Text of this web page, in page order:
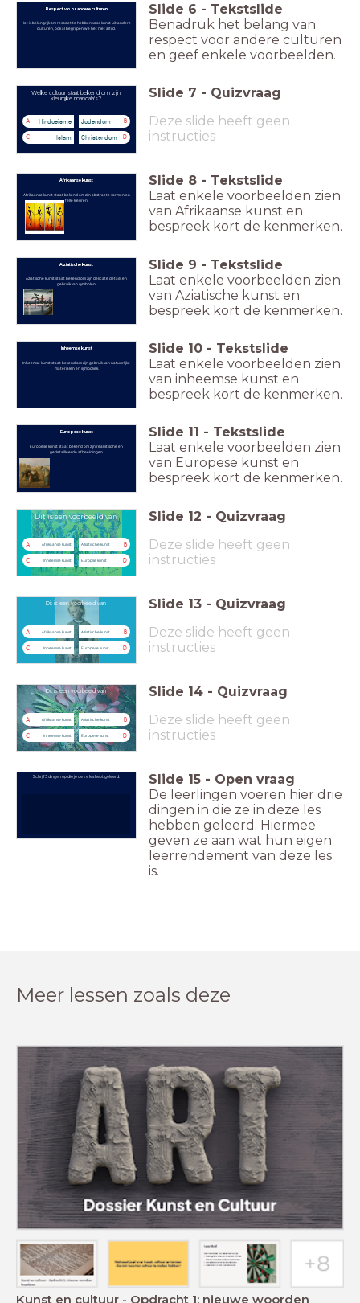
Respect voor andere culturen
Het is belangrijk om respect te hebben voor kunst uit andere
culturen, ook al begrijpen we het niet altijd.
Slide 6 - Tekstslide
Benadruk het belang van
respect voor andere culturen
en geef enkele voorbeelden.
Welke cultuur staat bekend om zijn
kleurrijke mandala's?
A Hindoeïsme B
Jodendom
C Islam D
Christendom
Slide 7 - Quizvraag
Deze slide heeft geen
instructies
Afrikaanse kunst
Afrikaanse kunst staat bekend om zijn abstracte vormen en
felle kleuren.
Slide 8 - Tekstslide
Laat enkele voorbeelden zien
van Afrikaanse kunst en
bespreek kort de kenmerken.
Aziatische kunst
Aziatische kunst staat bekend om zijn delicate details en
gebruik van symbolen.
Slide 9 - Tekstslide
Laat enkele voorbeelden zien
van Aziatische kunst en
bespreek kort de kenmerken.
Inheemse kunst
Inheemse kunst staat bekend om zijn gebruik van natuurlijke
materialen en symboliek.
Slide 10 - Tekstslide
Laat enkele voorbeelden zien
van inheemse kunst en
bespreek kort de kenmerken.
Europese kunst
Europese kunst staat bekend om zijn realistische en
gedetailleerde afbeeldingen
Slide 11 - Tekstslide
Laat enkele voorbeelden zien
van Europese kunst en
bespreek kort de kenmerken.
Dit is een voorbeeld van
A Afrikaanse kunst B
Aziatische kunst
C Inheemse kunst D
Europse kunst
Slide 12 - Quizvraag
Deze slide heeft geen
instructies
Dit is een voorbeeld van
A Afrikaanse kunst B
Aziatische kunst
C Inheemse kunst D
Europese kunst
Slide 13 - Quizvraag
Deze slide heeft geen
instructies
Dit is een voorbeeld van
A Afrikaanse kunst B
Aziatische kunst
C Inheemse kunst D
Europese kunst
Slide 14 - Quizvraag
Deze slide heeft geen
instructies
Schrijf 3 dingen op die je deze les hebt geleerd. Slide 15 - Open vraag
De leerlingen voeren hier drie
dingen in die ze in deze les
hebben geleerd. Hiermee
geven ze aan wat hun eigen
leerrendement van deze les
is.
Meer lessen zoals deze
Kunst en cultuur - Opdracht 1: nieuwe woorden